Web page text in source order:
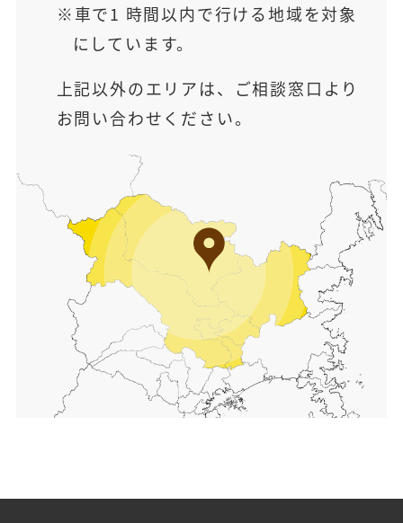
車で1 時間以内で行ける地域を対象
にしています。
上記以外のエリアは、ご相談窓口より
お問い合わせください。